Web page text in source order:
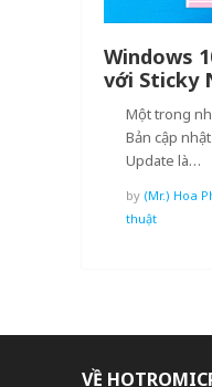
Windows
với Sticky
Một trong
Bản cập
Update là…
by (Mr.) Hoa
thuật
VỀ